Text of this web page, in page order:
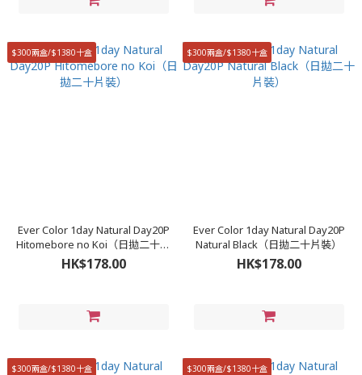
$300兩盒/$1380十盒
Ever Color 1day Natural Day20P
Hitomebore no Koi（日拋二十片
裝）
HK$178.00
$300兩盒/$1380十盒
Ever Color 1day Natural Day20P
Natural Black（日拋二十片裝）
HK$178.00
$300兩盒/$1380十盒 $300兩盒/$1380十盒